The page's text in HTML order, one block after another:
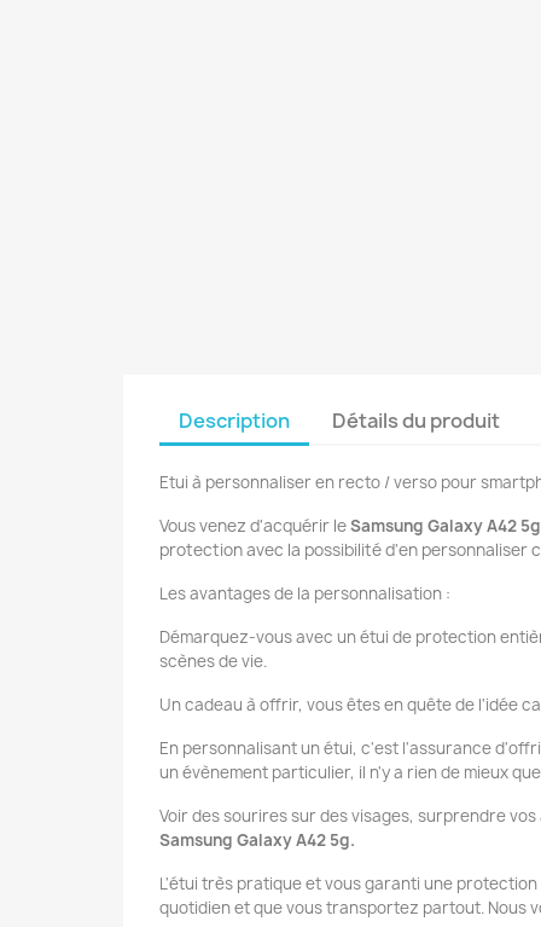
Description Détails du produit
Etui à personnaliser en recto / verso pour
Vous venez d'acquérir leSamsung Galaxy A42 5g
protection avec la possibilité d'en personnaliser
Les avantages de la personnalisation :
Démarquez-vous avec un étui de protection
scènes de vie.
Un cadeau à offrir, vous êtes en quête de l'idée
En personnalisant un étui, c'est l'assurance
un évènement particulier, il n'y a rien de mieux
Voir des sourires sur des visages, surprendre
Samsung Galaxy A42 5g.
L'étui très pratique et vous garanti une
quotidien et que vous transportez partout. Nous